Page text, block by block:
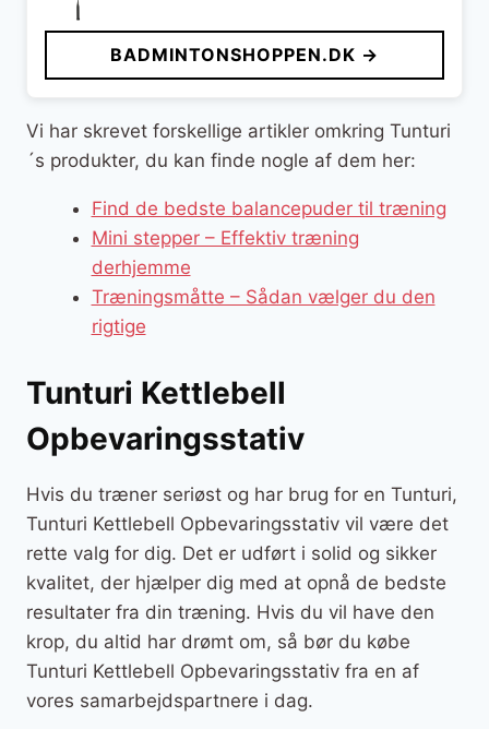
BADMINTONSHOPPEN.DK →
Vi har skrevet forskellige artikler omkring Tunturi
´s produkter, du kan finde nogle af dem her:
Find de bedste balancepuder til træning
Mini stepper – Effektiv træning
derhjemme
Træningsmåtte – Sådan vælger du den
rigtige
Tunturi Kettlebell
Opbevaringsstativ
Hvis du træner seriøst og har brug for en Tunturi,
Tunturi Kettlebell Opbevaringsstativ vil være det
rette valg for dig. Det er udført i solid og sikker
kvalitet, der hjælper dig med at opnå de bedste
resultater fra din træning. Hvis du vil have den
krop, du altid har drømt om, så bør du købe
Tunturi Kettlebell Opbevaringsstativ fra en af
vores samarbejdspartnere i dag.